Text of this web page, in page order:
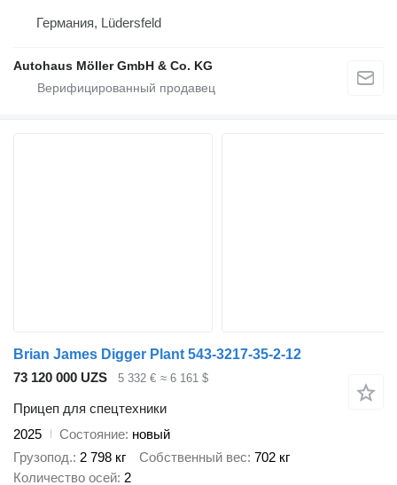
Германия, Lüdersfeld
Autohaus Möller GmbH & Co. KG
Brian James Digger Plant 543-3217-35-2-12
73 120 000 UZS
5 332 € ≈ 6 161 $
Прицеп для спецтехники
2025
Состояние новый
Грузопод. 2 798 кг Собственный вес 702 кг
Количество осей 2